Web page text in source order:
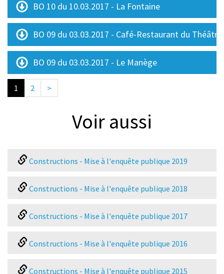
BO 10 du 10.03.2017 - La Fontaine
BO 09 du 03.03.2017 - Café-Restaurant du Théâtre
BO 09 du 03.03.2017 - Le Manège
1 2 >
Voir aussi
Constructions - Mise à l'enquête publique 2019
Constructions - Mise à l'enquête publique 2018
Constructions - Mise à l'enquête publique 2017
Constructions - Mise à l'enquête publique 2016
Constructions - Mise à l'enquête publique 2015